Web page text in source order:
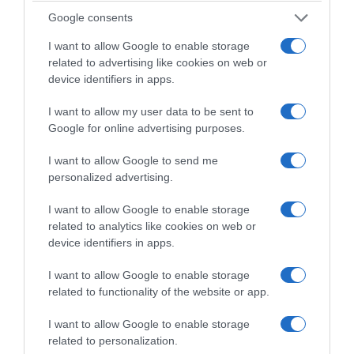
Google consents
I want to allow Google to enable storage
related to advertising like cookies on web or
device identifiers in apps.
I want to allow my user data to be sent to
Google for online advertising purposes.
I want to allow Google to send me
personalized advertising.
I want to allow Google to enable storage
related to analytics like cookies on web or
device identifiers in apps.
I want to allow Google to enable storage
related to functionality of the website or app.
I want to allow Google to enable storage
related to personalization.
θα τον φέρει συμπρωταγωνιστή της στα
μέτρια αισθηματικά δράματα «Σ’ Αγαπώ» και
– αρκετά χρόνια μετά – «Πονηρό Θηλυκό,
Κατεργάρα Γυναίκα».
Η απίστευτη επιτυχία του Άγνωστου
Πόλεμου και οι επικρίσεις
καθοριστική για την πορεία του, καθώς
άμεσα θα μετατραπεί ο ικανότατος
συμπρωταγωνιστής του σινεμά, σε λαϊκό
Το 1971, θα δεχθεί την πρόταση του Κώστα